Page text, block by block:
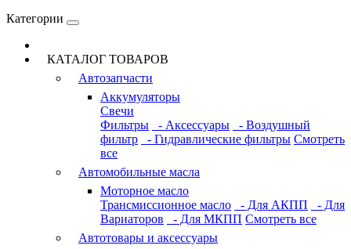
Категории
КАТАЛОГ ТОВАРОВ
Автозапчасти
Аккумуляторы
Свечи
Фильтры
- Аксессуары
- Воздушный
фильтр
- Гидравлические фильтры Смотреть
все
Автомобильные масла
Моторное масло
Трансмиссионное масло
- Для АКПП
- Для
Вариаторов
- Для МКПП Смотреть все
Автотовары и аксессуары